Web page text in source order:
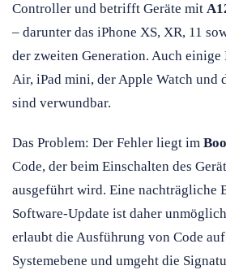
Controller und betrifft Geräte mit
– darunter das iPhone XS, XR, 11
der zweiten Generation. Auch einige
Air, iPad mini, der Apple Watch und
sind verwundbar.
Das Problem: Der Fehler liegt im
Code, der beim Einschalten des
ausgeführt wird. Eine nachträgliche
Software-Update ist daher
erlaubt die Ausführung von Code
Systemebene und umgeht die